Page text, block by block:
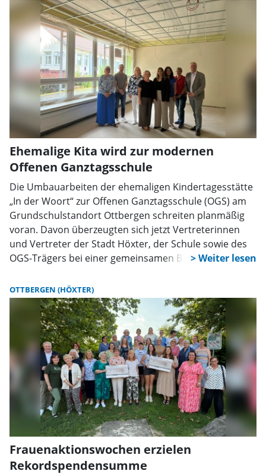
Ehemalige Kita wird zur modernen
Offenen Ganztagsschule
Die Umbauarbeiten der ehemaligen Kindertagesstätte
„In der Woort“ zur Offenen Ganztagsschule (OGS) am
Grundschulstandort Ottbergen schreiten planmäßig
voran. Davon überzeugten sich jetzt Vertreterinnen
und Vertreter der Stadt Höxter, der Schule sowie des
OGS-Trägers bei einer gemeinsamen Baubegehung.
OTTBERGEN (HÖXTER)
Frauenaktionswochen erzielen
Rekordspendensumme